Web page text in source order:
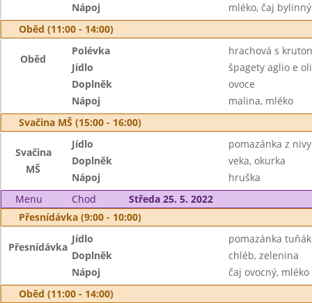
Nápoj
mléko, čaj bylinný
Oběd (11:00 - 14:00)
Oběd
Polévka
hrachová s
Jídlo
špagety aglio e
Doplněk
ovoce
Nápoj
malina, mléko
Svačina MŠ (15:00 - 16:00)
Svačina
MŠ
Jídlo
pomazánka z nivy
Doplněk
veka, okurka
Nápoj
hruška
Menu
Chod
Středa 25. 5. 2022
Přesnídávka (9:00 - 10:00)
Přesnídávka
Jídlo
pomazánka
Doplněk
chléb, zelenina
Nápoj
čaj ovocný, mléko
Oběd (11:00 - 14:00)